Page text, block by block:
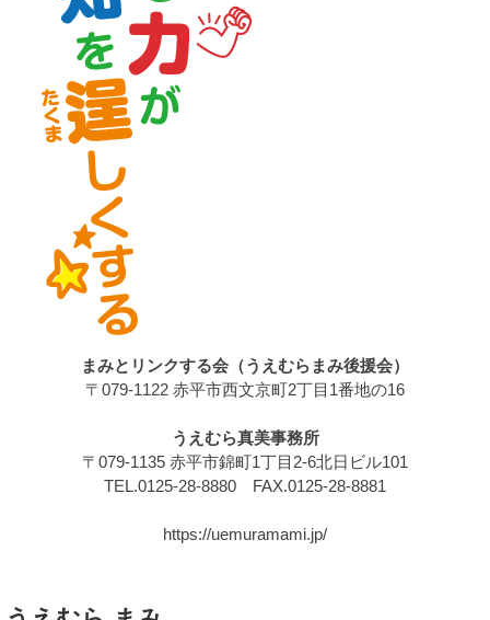
まみとリンクする会（うえむらまみ後援会）
〒079-1122 赤平市西文京町2丁目1番地の16
うえむら真美事務所
〒079-1135 赤平市錦町1丁目2-6北日ビル101
TEL.0125-28-8880 FAX.0125-28-8881
https://uemuramami.jp/